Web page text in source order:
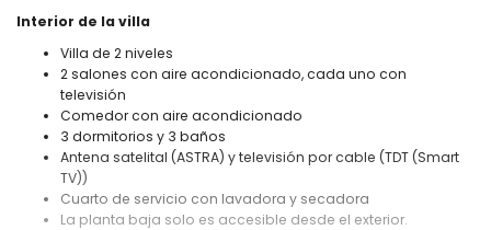
Interior de la villa
Villa de 2 niveles
2 salones con aire acondicionado, cada uno con
televisión
Comedor con aire acondicionado
3 dormitorios y 3 baños
Antena satelital (ASTRA) y televisión por cable (TDT (Smart
TV))
Cuarto de servicio con lavadora y secadora
La planta baja solo es accesible desde el exterior.